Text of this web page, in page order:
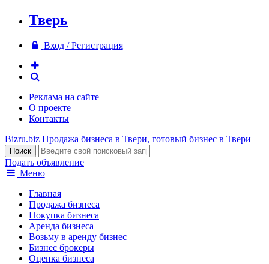
Тверь
Вход / Регистрация
Реклама на сайте
О проекте
Контакты
Bizru.biz Продажа бизнеса в Твери, готовый бизнес в Твери
Подать объявление
Меню
Главная
Продажа бизнеса
Покупка бизнеса
Аренда бизнеса
Возьму в аренду бизнес
Бизнес брокеры
Оценка бизнеса